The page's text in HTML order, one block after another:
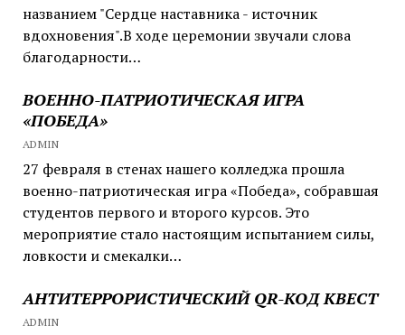
названием "Сердце наставника - источник
вдохновения".В ходе церемонии звучали слова
благодарности…
ВОЕННО-ПАТРИОТИЧЕСКАЯ ИГРА
«ПОБЕДА»
ADMIN
27 февраля в стенах нашего колледжа прошла
военно-патриотическая игра «Победа», собравшая
студентов первого и второго курсов. Это
мероприятие стало настоящим испытанием силы,
ловкости и смекалки…
АНТИТЕРРОРИСТИЧЕСКИЙ QR-КОД КВЕСТ
ADMIN